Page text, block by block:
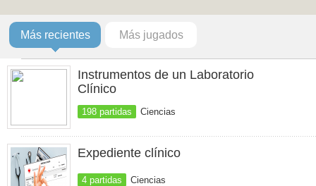
Más recientes Más jugados
Instrumentos de un Laboratorio
Clínico
198 partidas Ciencias
Expediente clínico
4 partidas Ciencias